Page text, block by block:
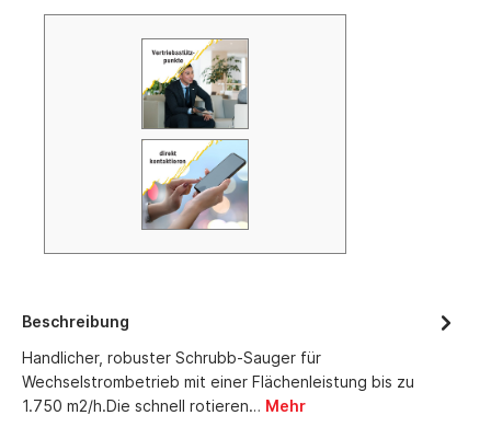
Beschreibung
Handlicher, robuster Schrubb-Sauger für
Wechselstrombetrieb mit einer Flächenleistung bis zu
1.750 m2/h.Die schnell rotieren… Mehr